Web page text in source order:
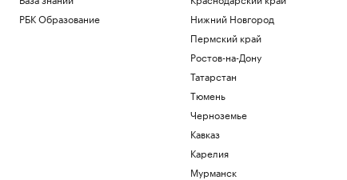
Иркутской области самолета
Турция ввела налоговые каникулы на
20 лет: кому это может быть интересно
Больше прогулок, свежего воздуха и
отдыха: квартиры рядом с парками
РБК Образование
Нижний Новгород
Пермский край
Ростов-на-Дону
Татарстан
Тюмень
Черноземье
Кавказ
Карелия
Мурманск